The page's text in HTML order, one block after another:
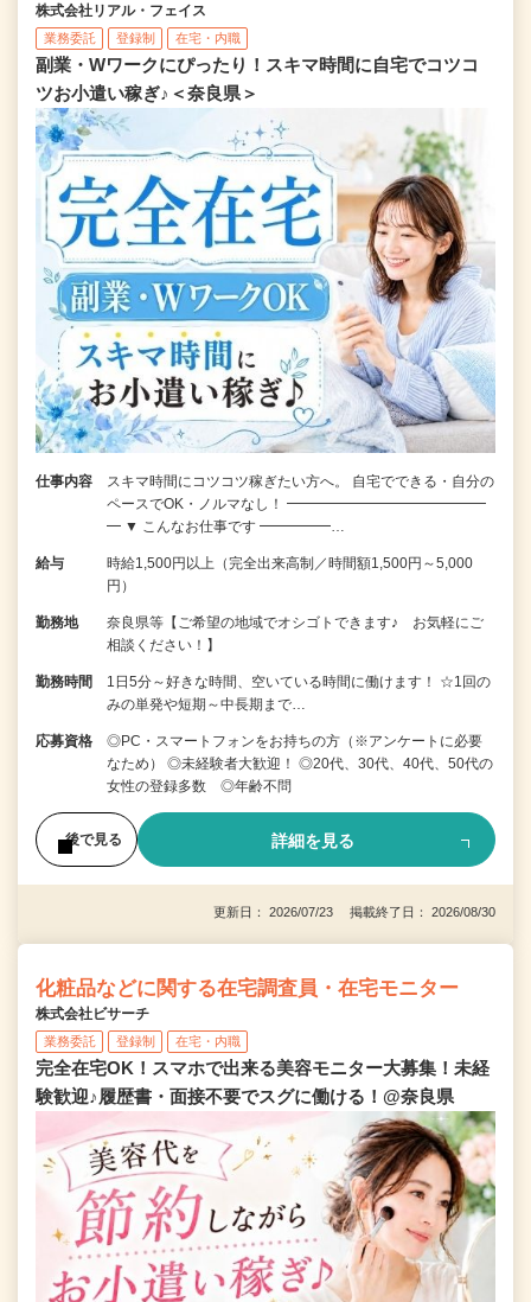
株式会社リアル・フェイス
業務委託 登録制 在宅・内職
副業・Wワークにぴったり！スキマ時間に自宅でコツコ
ツお小遣い稼ぎ♪＜奈良県＞
仕事内容
スキマ時間にコツコツ稼ぎたい方へ。 自宅でできる・自分の
ペースでOK・ノルマなし！ ━━━━━━━━━━━━━━
━ ▼ こんなお仕事です ━━━━━…
給与
時給1,500円以上（完全出来高制／時間額1,500円～5,000
円）
勤務地
奈良県等【ご希望の地域でオシゴトできます♪ お気軽にご
相談ください！】
勤務時間
1日5分～好きな時間、空いている時間に働けます！ ☆1回の
みの単発や短期～中長期まで…
応募資格
◎PC・スマートフォンをお持ちの方（※アンケートに必要
なため） ◎未経験者大歓迎！ ◎20代、30代、40代、50代の
女性の登録多数 ◎年齢不問
後で見る 詳細を見る
更新日： 2026/07/23 掲載終了日： 2026/08/30
化粧品などに関する在宅調査員・在宅モニター
株式会社ビサーチ
業務委託 登録制 在宅・内職
完全在宅OK！スマホで出来る美容モニター大募集！未経
験歓迎♪履歴書・面接不要でスグに働ける！@奈良県